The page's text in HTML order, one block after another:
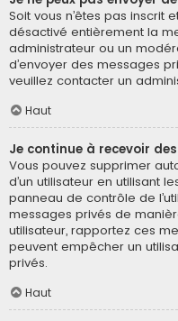
Soit vous n’êtes pas inscrit
désactivé entièrement la
administrateur ou un
d’envoyer des messages
veuillez contacter un
Haut
Je continue à recevoir
Vous pouvez supprimer
d’un utilisateur en utilisant
panneau de contrôle de
messages privés de
utilisateur, rapportez ces
peuvent empêcher un
privés.
Haut